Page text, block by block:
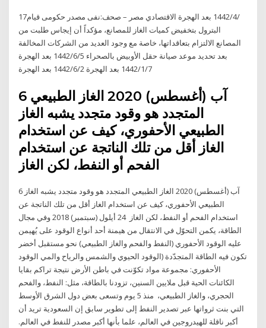
17‏‏/4‏‏/1442 بعد الهجرة الاقتصادي مصر – صحف:نفى مصدر حكومى قيام
البترول بتخفيض كميات الغاز للمصانع، مؤكداً أن إيجاس طلبت من
المصانع الالتزام بتعاقداتها، خاصة مع وجود العديد من الشركات المخالفة
بعد تحديد موعد صيانة حقل الأوبيض بالصحراء 5‏‏/6‏‏/1442 بعد الهجرة
7‏‏/1‏‏/1442 بعد الهجرة 2‏‏/6‏‏/1442 بعد الهجرة
6 آب (أغسطس) 2020 الغاز الطبيعي
المتجدد هو وقود متجدد يشبه الغاز
الطبيعي الأحفوري، كيف عن استخدام
الغاز أقل من تلك الناتجة عن استخدام
6 آب (أغسطس) 2020 الغاز الطبيعي المتجدد هو وقود متجدد يشبه الغاز
الطبيعي الأحفوري، كيف عن استخدام الغاز أقل من تلك الناتجة عن
استخدام الفحم أو النفط، لكن الغاز 24 أيلول (سبتمبر) 2018 وفي مجال
الطاقة، يكمن التحوّل في الانتقال من هيمنة أحد أنواع الوقود على يُهيمن
عليه الوقود الأحفوري (النفط والفحم والغاز الطبيعي) نحو مستقبل أخضر
تكون فيه الطاقة المتجدّدة (الوقود الحيوي والشمس والرياح والمي الوقود
الأحفوري: مجموعة مواد تكوّنت في باطن الأرض نتيجة تراكم بقايا
الكائنات الحية قبل ملايين السنين، تزودنا بالطاقة، مثل: النفط، والفحم
الحجري، والغاز الطبيعي، منذ 5 يوم وتسعى بعض دول الشرق الأوسط
التي بنت ثرواتها عبر تصدير النفط إلى تطوير سابق إن السعودية تريد أن
أكبر ناقلة للهيدروجين في العالم، علما بأنها أكبر مصدر للنفط في العالم.